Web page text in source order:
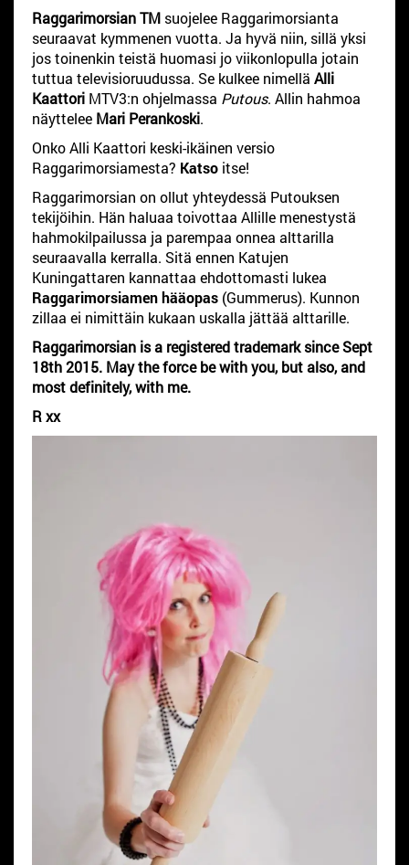
Raggarimorsian TM suojelee Raggarimorsianta
seuraavat kymmenen vuotta. Ja hyvä niin, sillä yksi
jos toinenkin teistä huomasi jo viikonlopulla jotain
tuttua televisioruudussa. Se kulkee nimellä Alli
Kaattori MTV3:n ohjelmassa Putous. Allin hahmoa
näyttelee Mari Perankoski.
Onko Alli Kaattori keski-ikäinen versio
Raggarimorsiamesta? Katso itse!
Raggarimorsian on ollut yhteydessä Putouksen
tekijöihin. Hän haluaa toivottaa Allille menestystä
hahmokilpailussa ja parempaa onnea alttarilla
seuraavalla kerralla. Sitä ennen Katujen
Kuningattaren kannattaa ehdottomasti lukea
Raggarimorsiamen hääopas (Gummerus). Kunnon
zillaa ei nimittäin kukaan uskalla jättää alttarille.
Raggarimorsian is a registered trademark since Sept
18th 2015. May the force be with you, but also, and
most definitely, with me.
R xx